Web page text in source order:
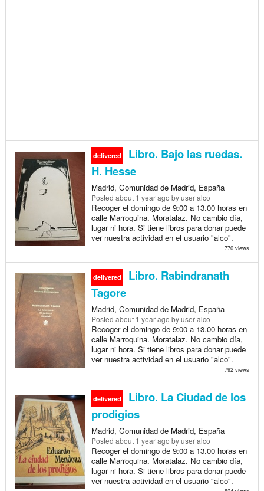
delivered
Libro. Bajo las ruedas.
H. Hesse
Madrid, Comunidad de Madrid, España
Posted about 1 year ago by user alco
Recoger el domingo de 9:00 a 13.00 horas en
calle Marroquina. Moratalaz. No cambio día,
lugar ni hora. Si tiene libros para donar puede
ver nuestra actividad en el usuario "alco".
770 views
delivered
Libro. Rabindranath
Tagore
Madrid, Comunidad de Madrid, España
Posted about 1 year ago by user alco
Recoger el domingo de 9:00 a 13.00 horas en
calle Marroquina. Moratalaz. No cambio día,
lugar ni hora. Si tiene libros para donar puede
ver nuestra actividad en el usuario "alco".
792 views
delivered
Libro. La Ciudad de los
prodigios
Madrid, Comunidad de Madrid, España
Posted about 1 year ago by user alco
Recoger el domingo de 9:00 a 13.00 horas en
calle Marroquina. Moratalaz. No cambio día,
lugar ni hora. Si tiene libros para donar puede
ver nuestra actividad en el usuario "alco".